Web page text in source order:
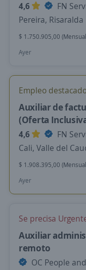
4,6
FN
Pereira, Risaralda
$ 1.750.905,00
Ayer
Empleo
Auxiliar de
(Oferta
4,6
FN
Cali, Valle del
$ 1.908.395,00
Ayer
Se precisa
Auxiliar
remoto
OC People